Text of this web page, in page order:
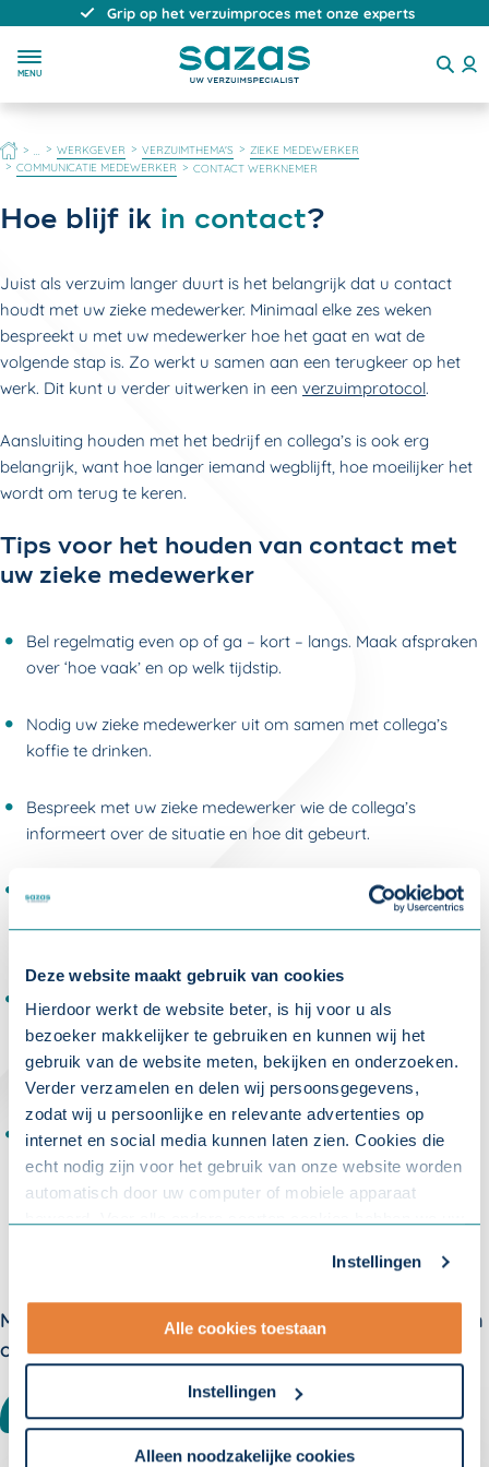
Deze website maakt gebruik van cookies
Hierdoor werkt de website beter, is hij voor u als
bezoeker makkelijker te gebruiken en kunnen wij het
gebruik van de website meten, bekijken en onderzoeken.
Verder verzamelen en delen wij persoonsgegevens,
zodat wij u persoonlijke en relevante advertenties op
internet en social media kunnen laten zien. Cookies die
echt nodig zijn voor het gebruik van onze website worden
automatisch door uw computer of mobiele apparaat
aanpassen. Met uw toestemming delen wij uw gegevens
- Lees hier onzeprivacyverklaringen onze
Om uw toestemmingsvoorkeur te wijzigen, klikt u op
Instellingen
Alle cookies toestaan
Instellingen
Alleen noodzakelijke cookies
Grip op het verzuimproces met onze experts
MENU
HOME WERKGEVER VERZUIMTHEMA'S
ZIEKE MEDEWERKER
COMMUNICATIE MEDEWERKER
CONTACT WERKNEMER
Hoe blijf ik in contact?
Juist als verzuim langer duurt is het belangrijk dat u contact
houdt met uw zieke medewerker. Minimaal elke zes weken
bespreekt u met uw medewerker hoe het gaat en wat de
volgende stap is. Zo werkt u samen aan een terugkeer op het
werk. Dit kunt u verder uitwerken in een verzuimprotocol.
Aansluiting houden met het bedrijf en collega’s is ook erg
belangrijk, want hoe langer iemand wegblijft, hoe moeilijker het
wordt om terug te keren.
Tips voor het houden van contact met
uw zieke medewerker
Bel regelmatig even op of ga – kort – langs. Maak afspraken
over ‘hoe vaak’ en op welk tijdstip.
Nodig uw zieke medewerker uit om samen met collega’s
koffie te drinken.
Bespreek met uw zieke medewerker wie de collega’s
informeert over de situatie en hoe dit gebeurt.
Stimuleer contact tussen de zieke medewerker en collega’s.
Praten over de situatie en steun van collega's is belangrijk
Houd de medewerker op de hoogte van belangrijke
gebeurtenissen binnen het bedrijf. Dit kan ook via de mail.
Nodig hem uit voor feestelijkheden, zoals het bedrijfsuitje of
een jubileum.
Spreek, zodra dit enigszins kan, zinvol aangepast werk of
deelherstel af. Gedeeltelijk het werk weer hervatten verlaagt
ook de drempel naar volledig herstel. Dit gaat in overleg met
Meer weten over verzuim? Meld u aan voor één van
onze nieuwsbrieven: